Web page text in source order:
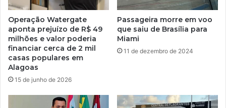
Operação Watergate
aponta prejuízo de R$ 49
milhões e valor poderia
financiar cerca de 2 mil
casas populares em
Alagoas
15 de junho de 2026
Passageira morre em voo
que saiu de Brasília para
Miami
11 de dezembro de 2024